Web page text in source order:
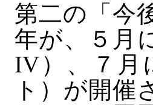
第二の「今
年が、５月
IV）、７月
ト）が開催